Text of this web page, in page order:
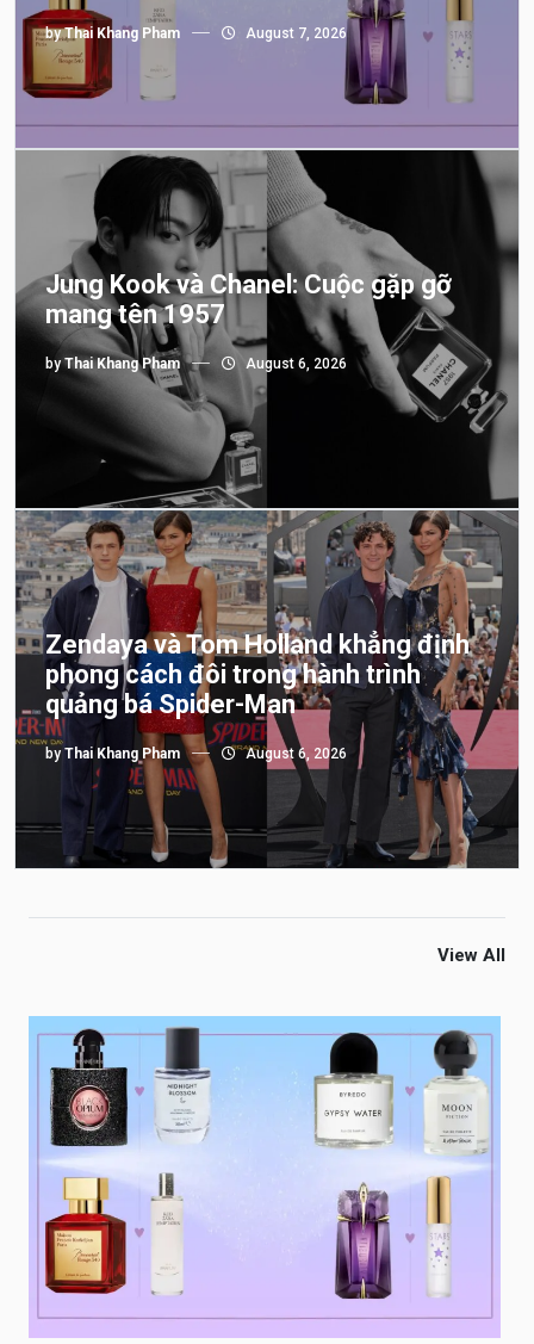
byThai Khang Pham August 7, 2026
Jung Kook và Chanel: Cuộc gặp gỡ
mang tên 1957
byThai Khang Pham August 6, 2026
Zendaya và Tom Holland khẳng định
phong cách đôi trong hành trình
quảng bá Spider-Man
by Thai Khang Pham August 6, 2026
View All